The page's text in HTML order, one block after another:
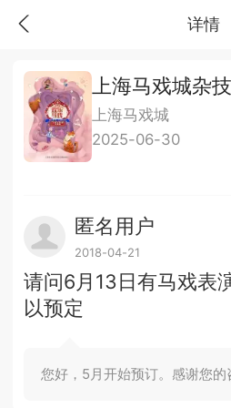
详情
上海马戏城杂
上海马戏城
2025-06-30
匿名用户
2018-04-21
请问6月13日有马戏表
以预定
您好，5月开始预订。感谢您的